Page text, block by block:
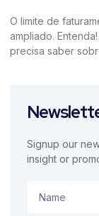
O limite de
ampliado.
precisa saber
Signup our
insight or